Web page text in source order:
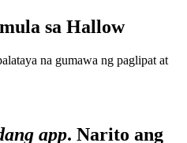
sa Hallow
na gumawa ng paglipat at
app. Narito ang